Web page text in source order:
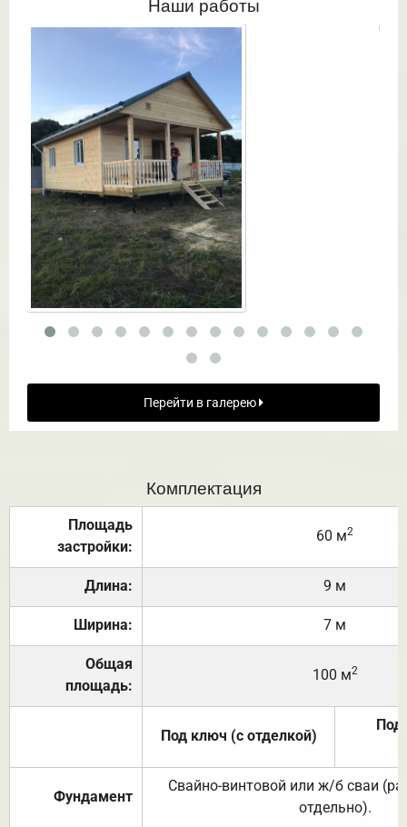
Перейти в галерею
Комплектация
Площадь
застройки:
60 м2
Длина: 9 м
Ширина: 7 м
Общая
площадь:
100 м2
Под ключ (с отделкой)
Под
Фундамент
Свайно-винтовой или ж/б сваи
отдельно).